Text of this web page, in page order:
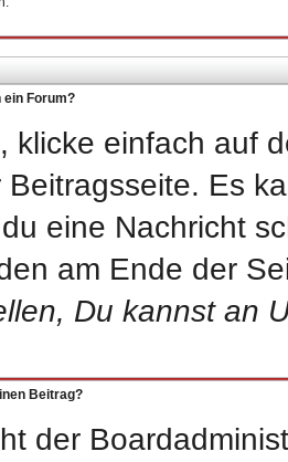
ein Forum?
klicke einfach auf
Beitragsseite. Es
eine Nachricht
am Ende der
Du kannst an
Beitrag?
der